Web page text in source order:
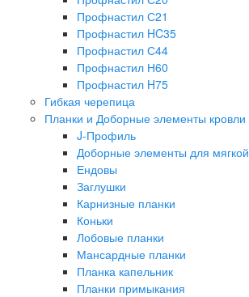
Профнастил С21
Профнастил HC35
Профнастил С44
Профнастил Н60
Профнастил H75
Гибкая черепица
Планки и Доборные элементы кровли
J-Профиль
Доборные элементы для
Ендовы
Заглушки
Карнизные планки
Коньки
Лобовые планки
Мансардные планки
Планка капельник
Планки примыкания